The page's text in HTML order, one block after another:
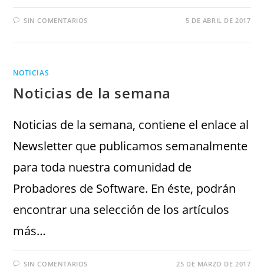
SIN COMENTARIOS 5 DE ABRIL DE 2017
NOTICIAS
Noticias de la semana
Noticias de la semana, contiene el enlace al
Newsletter que publicamos semanalmente
para toda nuestra comunidad de
Probadores de Software. En éste, podrán
encontrar una selección de los artículos
más…
SIN COMENTARIOS 25 DE MARZO DE 2017